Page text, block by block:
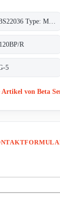
R
5
Artikel von Beta